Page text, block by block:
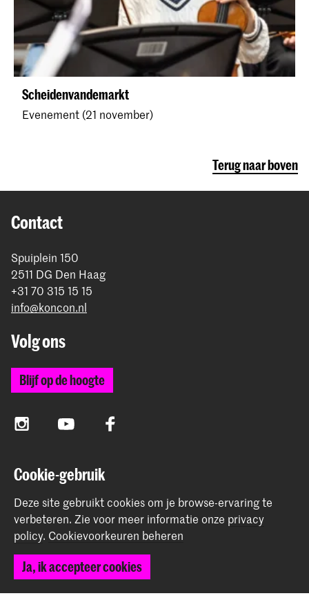
Scheidenvandemarkt
Evenement (21 november)
Terug naar boven
Contact
Spuiplein 150
2511 DG Den Haag
+31 70 315 15 15
info@koncon.nl
Volg ons
Blijf op de hoogte
InstagramYouTube Facebook
Het Koninklijk Conservatorium en de Koninklijke
Academie van Beeldende Kunsten vormen samen
Hogeschool der Kunsten Den Haag.
© 2025 - 2026 Koninklijk Conservatorium |privacy beleid|
Cookie-gebruik
Deze site gebruikt cookies om je browse-ervaring te
verbeteren. Zie voor meer informatie onze privacy
policy. Cookievoorkeuren beheren
Ja, ik accepteer cookies